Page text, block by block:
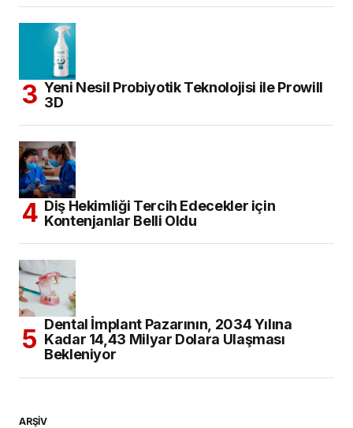
Yeni Nesil Probiyotik Teknolojisi ile Prowill
3D
Diş Hekimliği Tercih Edecekler için
Kontenjanlar Belli Oldu
Dental İmplant Pazarının, 2034 Yılına
Kadar 14,43 Milyar Dolara Ulaşması
Bekleniyor
ARŞİV